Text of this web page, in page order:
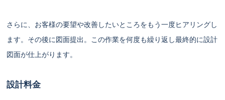
さらに、お客様の要望や改善したいところをもう一度ヒアリングし
ます。その後に図面提出。この作業を何度も繰り返し最終的に設計
図面が仕上がります。
設計料金